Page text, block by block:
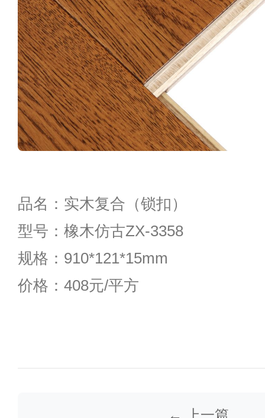
品名：实木复合（锁扣）
型号：橡木仿古ZX-3358
规格：910*121*15mm
价格：408元/平方
← 上一篇